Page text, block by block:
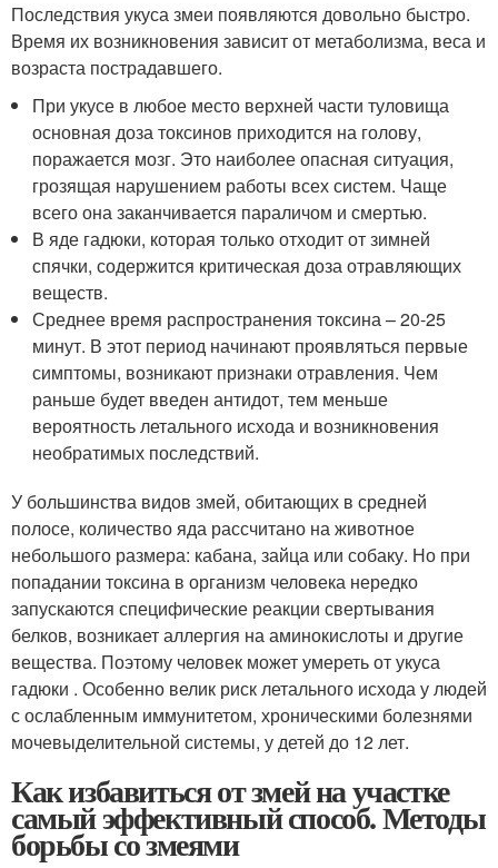
Последствия укуса змеи появляются довольно быстро.
Время их возникновения зависит от метаболизма, веса и
возраста пострадавшего.
При укусе в любое место верхней части туловища
основная доза токсинов приходится на голову,
поражается мозг. Это наиболее опасная ситуация,
грозящая нарушением работы всех систем. Чаще
всего она заканчивается параличом и смертью.
В яде гадюки, которая только отходит от зимней
спячки, содержится критическая доза отравляющих
веществ.
Среднее время распространения токсина – 20-25
минут. В этот период начинают проявляться первые
симптомы, возникают признаки отравления. Чем
раньше будет введен антидот, тем меньше
вероятность летального исхода и возникновения
необратимых последствий.
У большинства видов змей, обитающих в средней
полосе, количество яда рассчитано на животное
небольшого размера: кабана, зайца или собаку. Но при
попадании токсина в организм человека нередко
запускаются специфические реакции свертывания
белков, возникает аллергия на аминокислоты и другие
вещества. Поэтому человек может умереть от укуса
гадюки . Особенно велик риск летального исхода у людей
с ослабленным иммунитетом, хроническими болезнями
мочевыделительной системы, у детей до 12 лет.
Как избавиться от змей на участке
самый эффективный способ. Методы
борьбы со змеями